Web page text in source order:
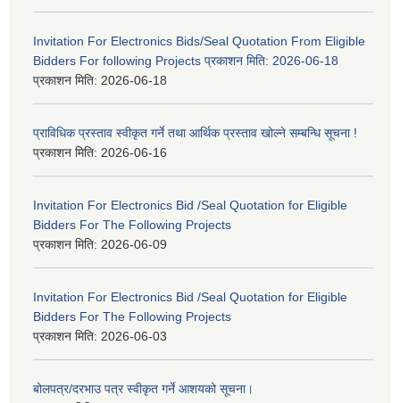
Invitation For Electronics Bids/Seal Quotation From Eligible
Bidders For following Projects प्रकाशन मिति: 2026-06-18
प्रकाशन मिति: 2026-06-18
प्राविधिक प्रस्ताव स्वीकृत गर्ने तथा आर्थिक प्रस्ताव खोल्ने सम्बन्धि सूचना !
प्रकाशन मिति: 2026-06-16
Invitation For Electronics Bid /Seal Quotation for Eligible
Bidders For The Following Projects
प्रकाशन मिति: 2026-06-09
Invitation For Electronics Bid /Seal Quotation for Eligible
Bidders For The Following Projects
प्रकाशन मिति: 2026-06-03
बोलपत्र/दरभाउ पत्र स्वीकृत गर्ने आशयको सूचना।